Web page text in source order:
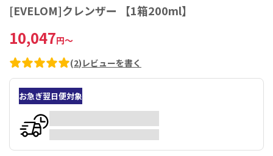
[EVELOM]クレンザー 【1箱200ml】
10,047円～
(2) レビューを書く
お急ぎ翌日便対象